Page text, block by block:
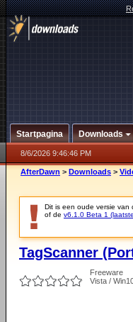
Startpagina Downloads
8/6/2026 9:46:46 PM
AfterDawn > Downloads >
Dit is een oude versie van
of de v6.1.0 Beta 1
TagScanner
Freeware
Vista /